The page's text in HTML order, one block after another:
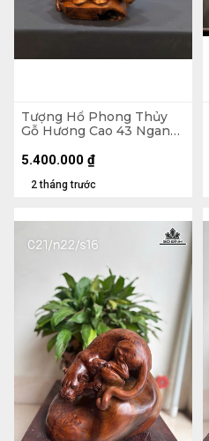
Tượng Hổ Phong Thủy
Gỗ Hương Cao 43 Ngang
2 tháng trước
5.400.000 ₫